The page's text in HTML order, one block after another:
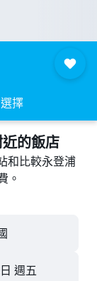
擇
的飯店
和比較永登浦
。
週五